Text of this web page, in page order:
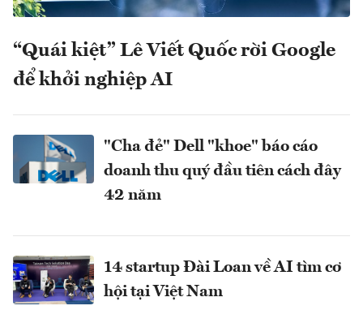
“Quái kiệt” Lê Viết Quốc rời Google
để khởi nghiệp AI
"Cha đẻ" Dell "khoe" báo cáo
doanh thu quý đầu tiên cách đây
42 năm
14 startup Đài Loan về AI tìm cơ
hội tại Việt Nam